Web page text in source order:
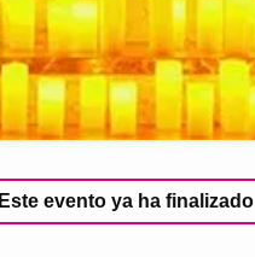
Este evento ya ha finalizado